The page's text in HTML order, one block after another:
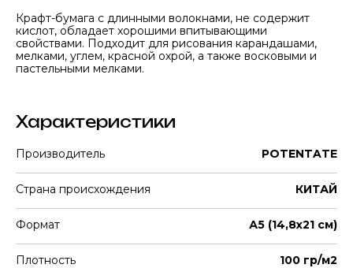
Крафт-бумага с длинными волокнами, не содержит
кислот, обладает хорошими впитывающими
свойствами. Подходит для рисования карандашами,
мелками, углем, красной охрой, а также восковыми и
пастельными мелками.
Характеристики
Производитель POTENTATE
Страна происхождения КИТАЙ
Формат А5 (14,8х21 см)
Плотность 100 гр/м2